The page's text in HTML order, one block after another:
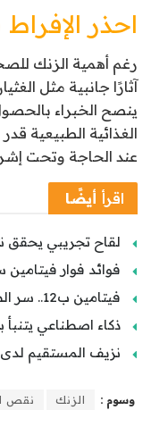
احذر
رغم أهمية الزنك
آثارًا جانبية مثل
ينصح الخبراء
الغذائية الطبيعية
عند الحاجة وتحت
اقرأ أيضًا
لقاح تجريبي يحقق
فوائد فوار
فيتامين ب12.. سر الطاقة وصحة الأعصاب
ذكاء اصطناعي يتنبأ
نزيف المستقيم لدى
وسوم : الزنك نقص